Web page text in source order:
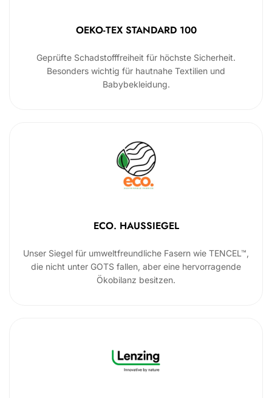
OEKO-TEX STANDARD 100
Geprüfte Schadstofffreiheit für höchste Sicherheit.
Besonders wichtig für hautnahe Textilien und
Babybekleidung.
ECO. HAUSSIEGEL
Unser Siegel für umweltfreundliche Fasern wie TENCEL™,
die nicht unter GOTS fallen, aber eine hervorragende
Ökobilanz besitzen.